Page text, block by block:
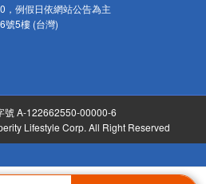
，例假日依網站公告為主
號5樓 (台灣)
號 A-122662550-00000-6
Lifestyle Corp. All Right Reserved